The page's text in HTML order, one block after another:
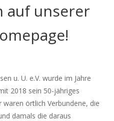
auf unserer
u. U. e.V. wurde im Jahre
2018 sein 50-jähriges
örtlich Verbundene, die
damals die daraus